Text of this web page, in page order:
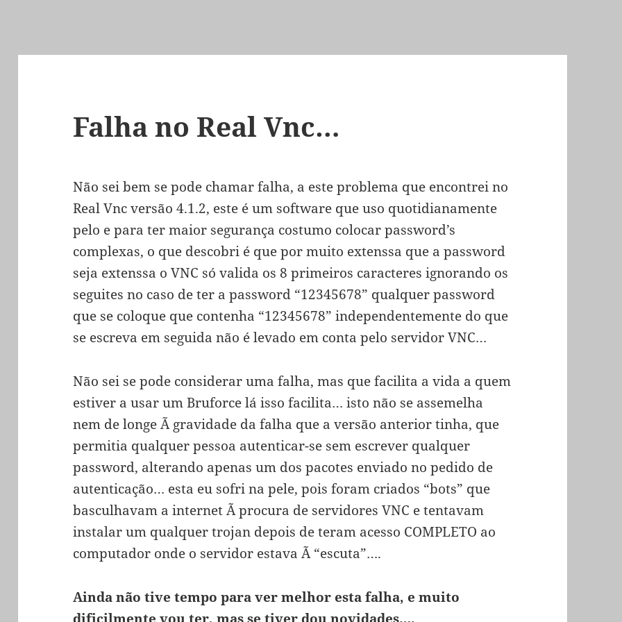
Falha no Real Vnc…
Não sei bem se pode chamar falha, a este problema que encontrei no
Real Vnc versão 4.1.2, este é um software que uso quotidianamente
pelo e para ter maior segurança costumo colocar password’s
complexas, o que descobri é que por muito extenssa que a password
seja extenssa o VNC só valida os 8 primeiros caracteres ignorando os
seguites no caso de ter a password “12345678” qualquer password
que se coloque que contenha “12345678” independentemente do que
se escreva em seguida não é levado em conta pelo servidor VNC…
Não sei se pode considerar uma falha, mas que facilita a vida a quem
estiver a usar um Bruforce lá isso facilita… isto não se assemelha
nem de longe Ã gravidade da falha que a versão anterior tinha, que
permitia qualquer pessoa autenticar-se sem escrever qualquer
password, alterando apenas um dos pacotes enviado no pedido de
autenticação… esta eu sofri na pele, pois foram criados “bots” que
basculhavam a internet Ã procura de servidores VNC e tentavam
instalar um qualquer trojan depois de teram acesso COMPLETO ao
computador onde o servidor estava Ã “escuta”….
Ainda não tive tempo para ver melhor esta falha, e muito